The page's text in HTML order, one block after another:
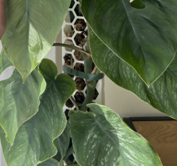
řízek v květináčku 4x4 cm s
a u mě poměrně rychle rostoucí 😎